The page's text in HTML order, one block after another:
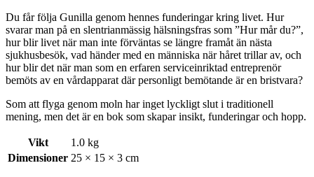
Du får följa Gunilla genom hennes funderingar kring livet. Hur
svarar man på en slentrianmässig hälsningsfras som ”Hur mår du?”,
hur blir livet när man inte förväntas se längre framåt än nästa
sjukhusbesök, vad händer med en människa när håret trillar av, och
hur blir det när man som en erfaren serviceinriktad entreprenör
bemöts av en vårdapparat där personligt bemötande är en bristvara?
Som att flyga genom moln har inget lyckligt slut i traditionell
mening, men det är en bok som skapar insikt, funderingar och hopp.
Vikt
1.0 kg
Dimensioner 25 × 15 × 3 cm